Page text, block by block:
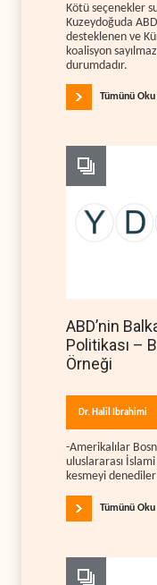
Kötü seçenekler
Kuzeydoğuda
desteklenen ve
koalisyon
durumdadır.
Tümünü Oku
ABD’nin
Politikası –
Örneği
Dr. Halil Ibrahimi
-Amerikalılar
uluslararası
kesmeyi denediler
Tümünü Oku